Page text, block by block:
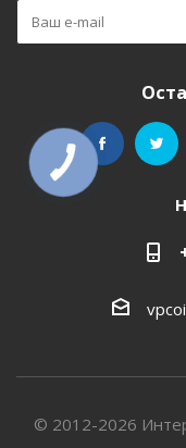
© 2012-2026